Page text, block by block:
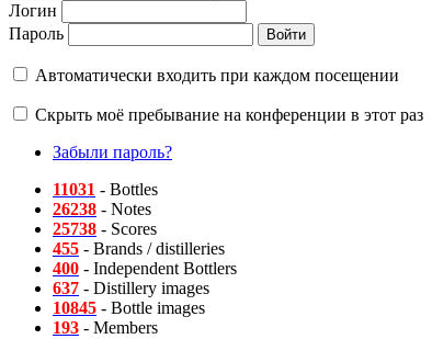
Логин
Пароль
Автоматически входить при каждом посещении
Скрыть моё пребывание на конференции в этот раз
Забыли пароль?
11031 - Bottles
26238 - Notes
25738 - Scores
455 - Brands / distilleries
400 - Independent Bottlers
637 - Distillery images
10845 - Bottle images
193 - Members